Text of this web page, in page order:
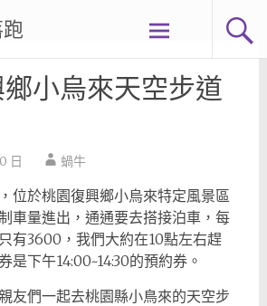
小烏來天空步道
日 蝸牛
位於桃園復興鄉小烏來特定風景區
車量進出，通通要去搭接泊車，每
有3600，我們大約在10點左右趕
是下午14:00~14:30的預約券。
友們一起去桃園縣小鳥來的天空步